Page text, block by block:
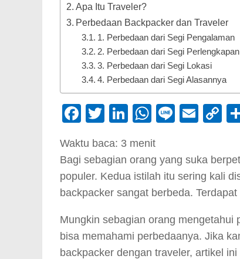
Apa Itu Traveler?
Perbedaan Backpacker dan Traveler
1. Perbedaan dari Segi Pengalaman
2. Perbedaan dari Segi Perlengkapan
3. Perbedaan dari Segi Lokasi
4. Perbedaan dari Segi Alasannya
Facebook
Twitter
LinkedIn
WhatsApp
Line
Waktu baca: 3 menit
Bagi sebagian orang yang suka
populer. Kedua istilah itu sering kali
backpacker sangat berbeda.
Mungkin sebagian orang mengetahui
bisa memahami perbedaanya. Jika
backpacker dengan traveler, artikel